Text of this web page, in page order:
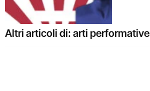
Altri articoli di: arti performative